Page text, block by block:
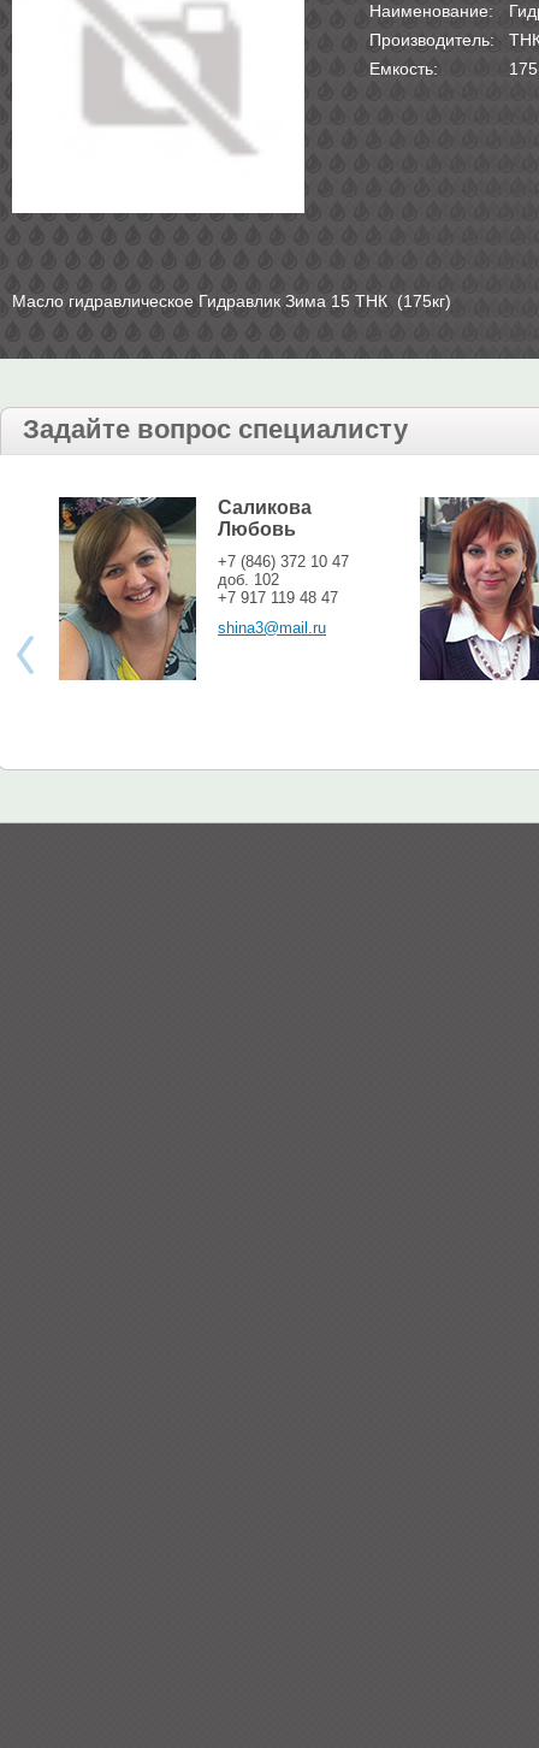
Наименование:
Производитель:
Емкость:
Масло гидравлическое Гидравлик Зима 15 ТНК (175кг)
Задайте вопрос специалисту
Саликова
Любовь
+7 (846) 372 10 47
доб. 102
+7 917 119 48 47
shina3@mail.ru